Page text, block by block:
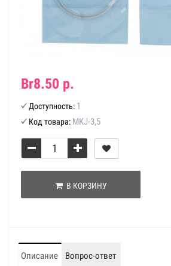
Br8.50 р.
Доступность: 1
Код товара: MKJ-3,5
В КОРЗИНУ
Описание Вопрос-ответ